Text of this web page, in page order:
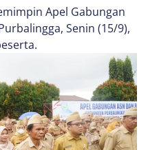
Apel Gabungan
Senin (15/9),